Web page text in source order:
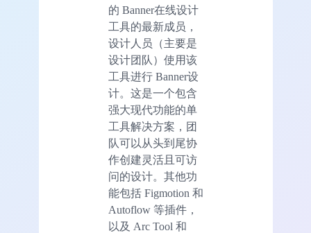
的 Banner在线设计
工具的最新成员，
设计人员（主要是
设计团队）使用该
工具进行 Banner设
计。这是一个包含
强大现代功能的单
工具解决方案，团
队可以从头到尾协
作创建灵活且可访
问的设计。其他功
能包括 Figmotion 和
Autoflow 等插件，
以及 Arc Tool 和